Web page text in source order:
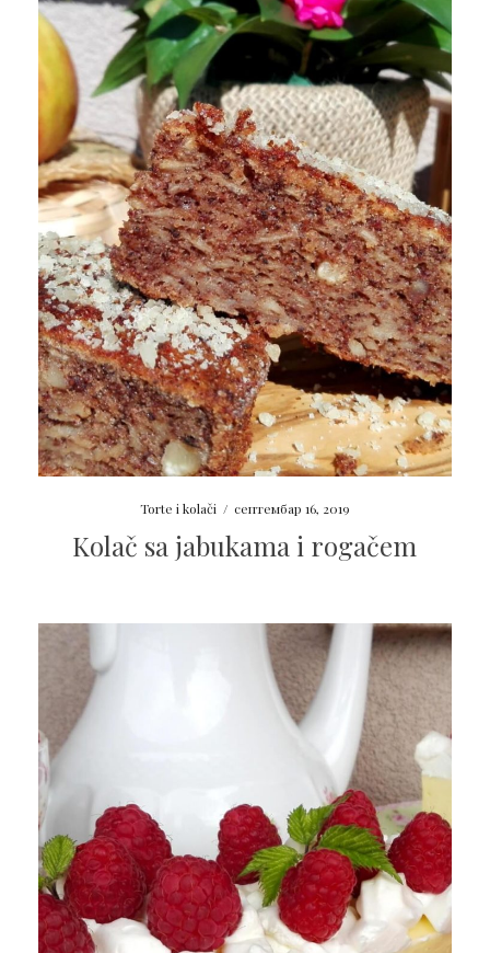
Torte i kolači / септембар 16, 2019
Kolač sa jabukama i rogačem